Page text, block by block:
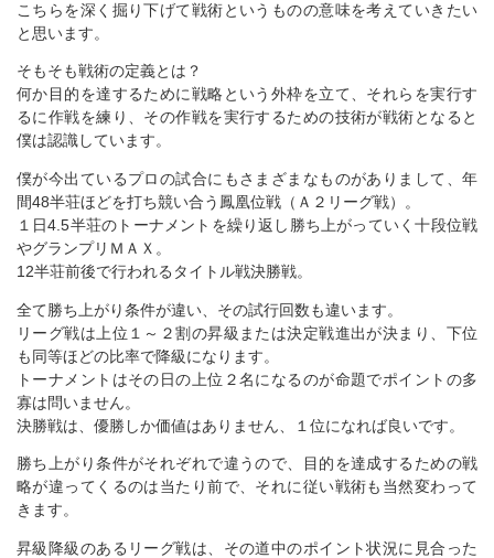
こちらを深く掘り下げて戦術というものの意味を考えていきたい
と思います。
そもそも戦術の定義とは？
何か目的を達するために戦略という外枠を立て、それらを実行す
るに作戦を練り、その作戦を実行するための技術が戦術となると
僕は認識しています。
僕が今出ているプロの試合にもさまざまなものがありまして、年
間48半荘ほどを打ち競い合う鳳凰位戦（Ａ２リーグ戦）。
１日4.5半荘のトーナメントを繰り返し勝ち上がっていく十段位戦
やグランプリＭＡＸ。
12半荘前後で行われるタイトル戦決勝戦。
全て勝ち上がり条件が違い、その試行回数も違います。
リーグ戦は上位１～２割の昇級または決定戦進出が決まり、下位
も同等ほどの比率で降級になります。
トーナメントはその日の上位２名になるのが命題でポイントの多
寡は問いません。
決勝戦は、優勝しか価値はありません、１位になれば良いです。
勝ち上がり条件がそれぞれで違うので、目的を達成するための戦
略が違ってくるのは当たり前で、それに従い戦術も当然変わって
きます。
昇級降級のあるリーグ戦は、その道中のポイント状況に見合った